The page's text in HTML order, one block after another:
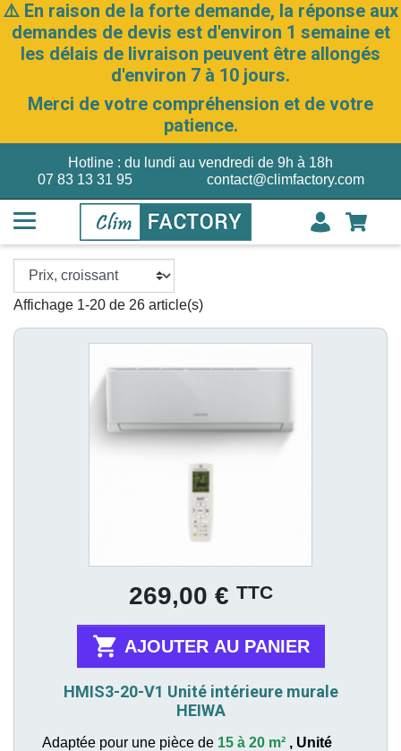
⚠️ En raison de la forte demande, la réponse aux
demandes de devis est d'environ 1 semaine et
les délais de livraison peuvent être allongés
d'environ 7 à 10 jours.
Merci de votre compréhension et de votre
patience.
07 83 13 31 95
Hotline : du lundi au vendredi de 9h à 18h
contact@climfactory.com
Affichage 1-20 de 26 article(s)
269,00 € TTC
 AJOUTER AU PANIER
HMIS3-20-V1 Unité intérieure murale
HEIWA
Adaptée pour une pièce de 15 à 20 m² , Unité